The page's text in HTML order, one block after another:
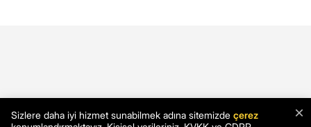
×
Sizlere daha iyi hizmet sunabilmek adına sitemizde çerez